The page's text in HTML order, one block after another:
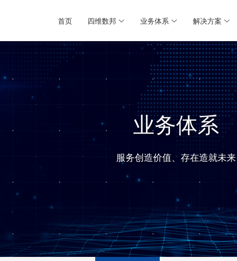
首页 四维数邦  业务体系  解决方案 
业务体系
服务创造价值、存在造就未来